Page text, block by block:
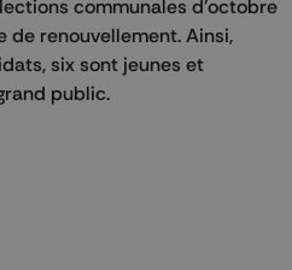
communales d'octobre
de renouvellement. Ainsi,
six sont jeunes et
public.